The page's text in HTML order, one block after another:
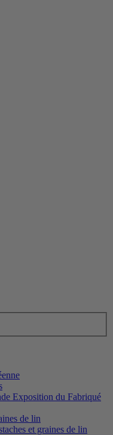
Exposition du Fabriqué
de lin
et graines de lin